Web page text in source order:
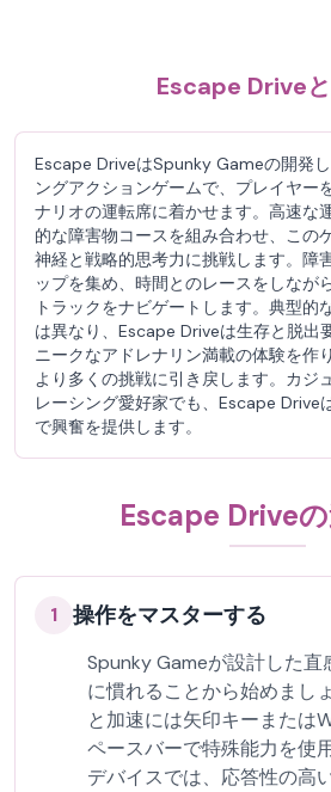
Escape Drive
Escape DriveはSpunky Gameの開発
ングアクションゲームで、プレイヤー
ナリオの運転席に着かせます。高速な
的な障害物コースを組み合わせ、この
神経と戦略的思考力に挑戦します。障
ップを集め、時間とのレースをしなが
トラックをナビゲートします。典型的
は異なり、Escape Driveは生存と脱出
ニークなアドレナリン満載の体験を作
より多くの挑戦に引き戻します。カジ
レーシング愛好家でも、Escape Drive
で興奮を提供します。
Escape Drive
1 操作をマスターする
Spunky Gameが設計した直
に慣れることから始めまし
と加速には矢印キーまたは
ペースバーで特殊能力を使
デバイスでは、応答性の高